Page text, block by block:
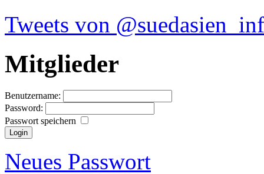
Tweets von
Mitglieder
Benutzername:
Password:
Passwort speichern
Neues Passwort